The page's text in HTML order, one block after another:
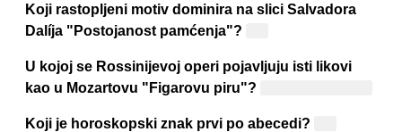
Koji rastopljeni motiv dominira na slici Salvadora
Dalíja "Postojanost pamćenja"?
U kojoj se Rossinijevoj operi pojavljuju isti likovi
kao u Mozartovu "Figarovu piru"?
Koji je horoskopski znak prvi po abecedi?